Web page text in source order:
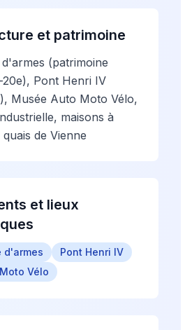
et patrimoine
(patrimoine
20e), Pont Henri IV
Musée Auto Moto Vélo,
maisons à
de Vienne
et lieux
d'armes
Pont Henri IV
Vélo